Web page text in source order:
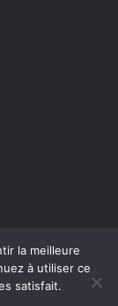
la meilleure
à utiliser ce
satisfait.